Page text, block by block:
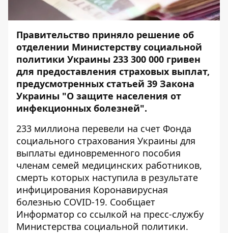
Правительство приняло решение об
отделении Министерству социальной
политики Украины 233 300 000 гривен
для предоставления страховых выплат,
предусмотренных статьей 39 Закона
Украины "О защите населения от
инфекционных болезней".
233 миллиона перевели на счет Фонда
социального страхования Украины для
выплаты единовременного пособия
членам семей медицинских работников,
смерть которых наступила в результате
инфицирования Коронавирусная
болезнью COVID-19. Сообщает
Информатор со ссылкой на пресс-службу
Министерства социальной политики.